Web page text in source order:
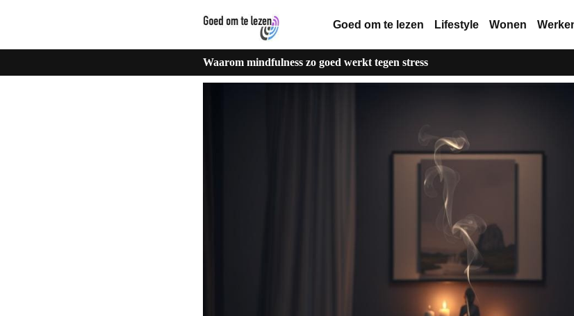
Goed om te lezen Lifestyle Wonen
Waarom mindfulness zo goed werkt tegen stress